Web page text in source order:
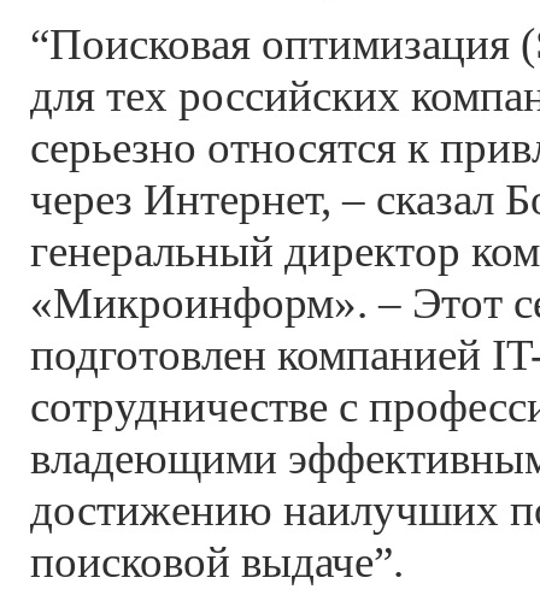
“Поисковая оптимизация
для тех российских
серьезно относятся к
через Интернет, – сказал
генеральный директор
«Микроинформ». – Этот
подготовлен компанией
сотрудничестве с
владеющими
достижению наилучших
поисковой выдаче”.